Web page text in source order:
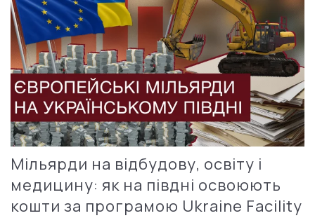
Мільярди на відбудову, освіту і
медицину: як на півдні освоюють
кошти за програмою Ukraine Facility